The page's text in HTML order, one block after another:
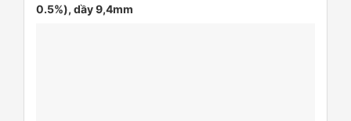
0.5%), dầy 9,4mm